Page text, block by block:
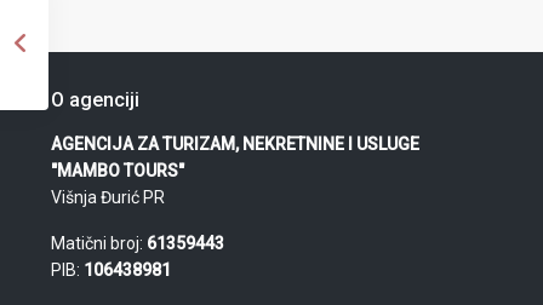
O agenciji
AGENCIJA ZA TURIZAM, NEKRETNINE I USLUGE
"MAMBO TOURS"
Višnja Đurić PR
Matični broj: 61359443
PIB: 106438981